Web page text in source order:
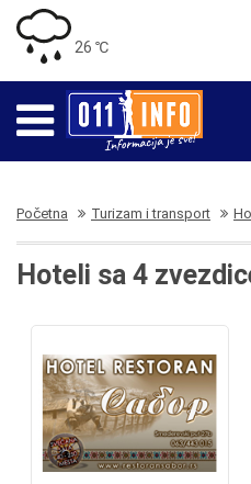
26 ℃
Početna Turizam i transport
Hoteli sa 4